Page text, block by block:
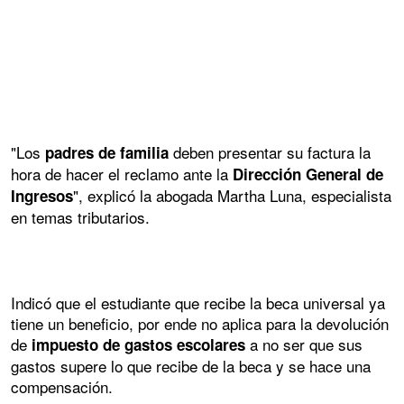
"Los padres de familia deben presentar su factura la
hora de hacer el reclamo ante la Dirección General de
Ingresos", explicó la abogada Martha Luna, especialista
en temas tributarios.
Indicó que el estudiante que recibe la beca universal ya
tiene un beneficio, por ende no aplica para la devolución
de impuesto de gastos escolares a no ser que sus
gastos supere lo que recibe de la beca y se hace una
compensación.